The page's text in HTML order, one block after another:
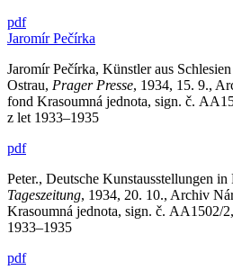
pdf
Jaromír Pečírka
Jaromír Pečírka, Künstler aus
Ostrau, Prager Presse, 1934, 15. 9.,
fond Krasoumná jednota, sign. č.
z let 1933–1935
pdf
Peter., Deutsche Kunstausstellungen in
Tageszeitung, 1934, 20. 10., Archiv
Krasoumná jednota, sign. č. AA1502/
1933–1935
pdf